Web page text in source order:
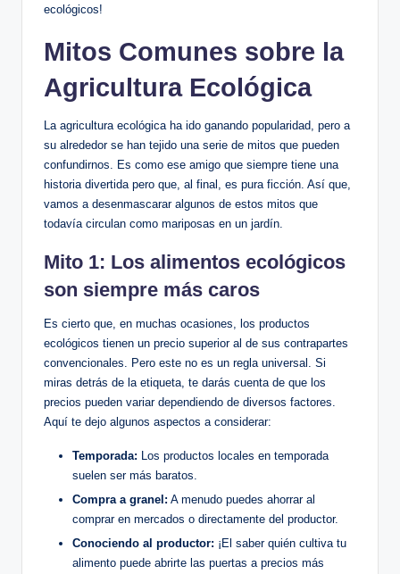
ecológicos!
Mitos Comunes sobre la
Agricultura Ecológica
La agricultura ecológica ha ido ganando popularidad, pero a
su alrededor se han tejido una serie de mitos que pueden
confundirnos. Es como ese amigo que siempre tiene una
historia divertida pero que, al final, es pura ficción. Así que,
vamos a desenmascarar algunos de estos mitos que
todavía circulan como mariposas en un jardín.
Mito 1: Los alimentos ecológicos
son siempre más caros
Es cierto que, en muchas ocasiones, los productos
ecológicos tienen un precio superior al de sus contrapartes
convencionales. Pero este no es un regla universal. Si
miras detrás de la etiqueta, te darás cuenta de que los
precios pueden variar dependiendo de diversos factores.
Aquí te dejo algunos aspectos a considerar:
Temporada: Los productos locales en temporada
suelen ser más baratos.
Compra a granel: A menudo puedes ahorrar al
comprar en mercados o directamente del productor.
Conociendo al productor: ¡El saber quién cultiva tu
alimento puede abrirte las puertas a precios más